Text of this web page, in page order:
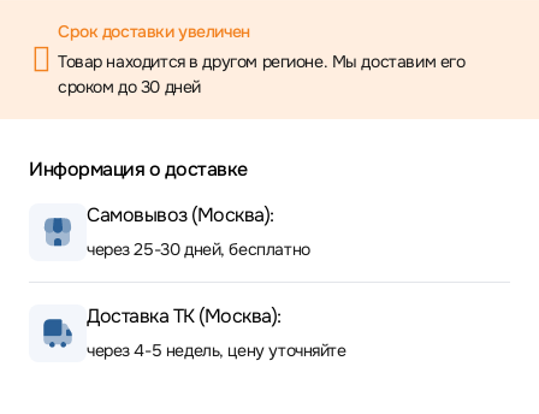
Срок доставки увеличен
Товар находится в другом регионе. Мы доставим его
сроком до 30 дней
Информация о доставке
Самовывоз (Москва):
через 25-30 дней, бесплатно
Доставка ТК (Москва):
через 4-5 недель, цену уточняйте